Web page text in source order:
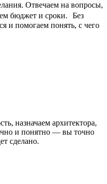
Отвечаем на вопросы,
бюджет и сроки. Без
и помогаем понять, с чего
назначаем архитектора,
и понятно — вы точно
сделано.